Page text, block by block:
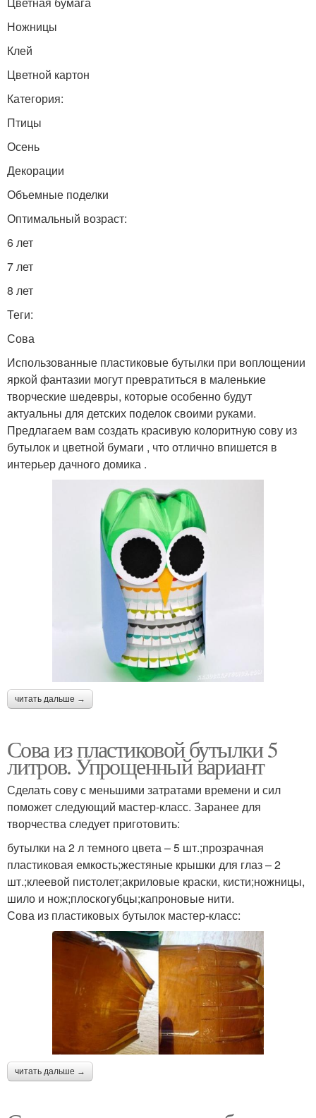
Ножницы
Клей
Цветной картон
Категория:
Птицы
Осень
Декорации
Объемные поделки
Оптимальный возраст:
6 лет
7 лет
8 лет
Теги:
Сова
Использованные пластиковые бутылки при воплощении
яркой фантазии могут превратиться в маленькие
творческие шедевры, которые особенно будут
актуальны для детских поделок своими руками.
Предлагаем вам создать красивую колоритную сову из
бутылок и цветной бумаги , что отлично впишется в
интерьер дачного домика .
читать дальше →
Сова из пластиковой бутылки 5
литров. Упрощенный вариант
Сделать сову с меньшими затратами времени и сил
поможет следующий мастер-класс. Заранее для
творчества следует приготовить:
бутылки на 2 л темного цвета – 5 шт.;прозрачная
пластиковая емкость;жестяные крышки для глаз – 2
шт.;клеевой пистолет;акриловые краски, кисти;ножницы,
шило и нож;плоскогубцы;капроновые нити.
Сова из пластиковых бутылок мастер-класс:
читать дальше →